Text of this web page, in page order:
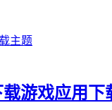
游戏应用下